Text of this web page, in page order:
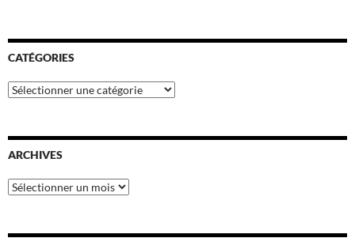
CATÉGORIES
Catégories
ARCHIVES
Archives